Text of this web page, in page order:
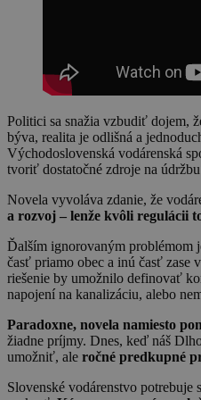
Politici sa snažia vzbudiť dojem,
býva, realita je odlišná a
Východoslovenská vodárenská
tvoriť dostatočné zdroje na
Novela vyvoláva zdanie, že
a rozvoj – lenže kvôli regulácii
Ďalším ignorovaným problémom
časť priamo obec a inú časť zase
riešenie by umožnilo definovať
napojení na kanalizáciu, alebo
Paradoxne, novela namiesto
žiadne príjmy. Dnes, keď náš
umožniť, ale ročné predkupné
Slovenské vodárenstvo